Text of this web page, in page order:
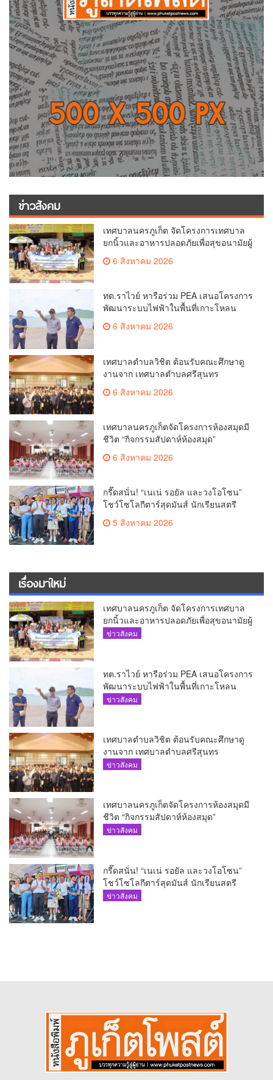
ข่าวสังคม
เทศบาลนครภูเก็ต จัดโครงการเทศบาล
ยกนิ้วและอาหารปลอดภัยเพื่อสุขอนามัยผู้
6 สิงหาคม 2026
ทต.ราไวย์ หารือร่วม PEA เสนอโครงการ
พัฒนาระบบไฟฟ้าในพื้นที่เกาะโหลน
6 สิงหาคม 2026
เทศบาลตำบลวิชิต ต้อนรับคณะศึกษาดู
งานจาก เทศบาลตำบลศรีสุนทร
6 สิงหาคม 2026
เทศบาลนครภูเก็ตจัดโครงการห้องสมุดมี
ชีวิต “กิจกรรมสัปดาห์ห้องสมุด”
6 สิงหาคม 2026
กรี๊ดสนั่น! “เนเน่ รอยัล และวงโอโซน”
โชว์โซโลกีตาร์สุดมันส์ นักเรียนสตรี
ภูเก็ตนั่งไม่ติด ทั้งเต้น-ร้อง
5 สิงหาคม 2026
เรื่องมาใหม่
เทศบาลนครภูเก็ต จัดโครงการเทศบาล
ยกนิ้วและอาหารปลอดภัยเพื่อสุขอนามัยผู้
บริโภค
ข่าวสังคม
ทต.ราไวย์ หารือร่วม PEA เสนอโครงการ
พัฒนาระบบไฟฟ้าในพื้นที่เกาะโหลน
ข่าวสังคม
เทศบาลตำบลวิชิต ต้อนรับคณะศึกษาดู
งานจาก เทศบาลตำบลศรีสุนทร
ข่าวสังคม
เทศบาลนครภูเก็ตจัดโครงการห้องสมุดมี
ชีวิต “กิจกรรมสัปดาห์ห้องสมุด”
ข่าวสังคม
กรี๊ดสนั่น! “เนเน่ รอยัล และวงโอโซน”
โชว์โซโลกีตาร์สุดมันส์ นักเรียนสตรี
ภูเก็ตนั่งไม่ติด ทั้งเต้น-ร้อง
ข่าวสังคม